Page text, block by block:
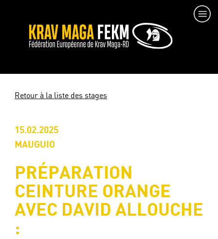
Retour à la liste des stages
15.02.2025
MAUGUIO
PRÉPARATION
CEINTURE ORANGE
AVEC DAVID ALLOUCHE
: